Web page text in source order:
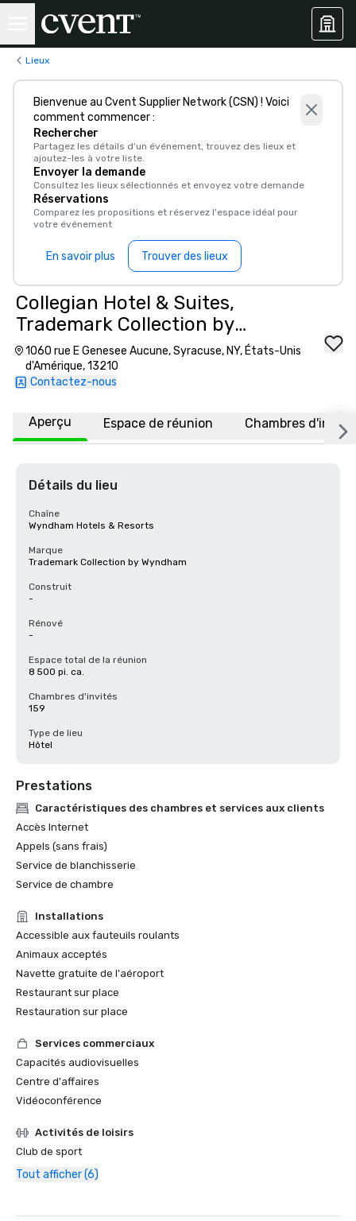
Lieux
Bienvenue au Cvent Supplier Network (CSN) ! Voici
comment commencer :
Rechercher
Partagez les détails d'un événement, trouvez des lieux et
ajoutez-les à votre liste.
Envoyer la demande
Consultez les lieux sélectionnés et envoyez votre demande
Réservations
Comparez les propositions et réservez l'espace idéal pour
votre événement
En savoir plus Trouver des lieux
Collegian Hotel & Suites,
Trademark Collection by
Wyndham
1060 rue E Genesee Aucune, Syracuse, NY, États-Unis
d'Amérique, 13210
Contactez-nous
Aperçu Espace de réunion Chambres
Détails du lieu
Chaîne
Wyndham Hotels & Resorts
Marque
Trademark Collection by Wyndham
Construit
-
Rénové
-
Espace total de la réunion
8 500 pi. ca.
Chambres d'invités
159
Type de lieu
Hôtel
Prestations
Caractéristiques des chambres et services aux clients
Accès Internet
Appels (sans frais)
Service de blanchisserie
Service de chambre
Installations
Accessible aux fauteuils roulants
Animaux acceptés
Navette gratuite de l'aéroport
Restaurant sur place
Restauration sur place
Services commerciaux
Capacités audiovisuelles
Centre d'affaires
Vidéoconférence
Activités de loisirs
Club de sport
Tout afficher (6)